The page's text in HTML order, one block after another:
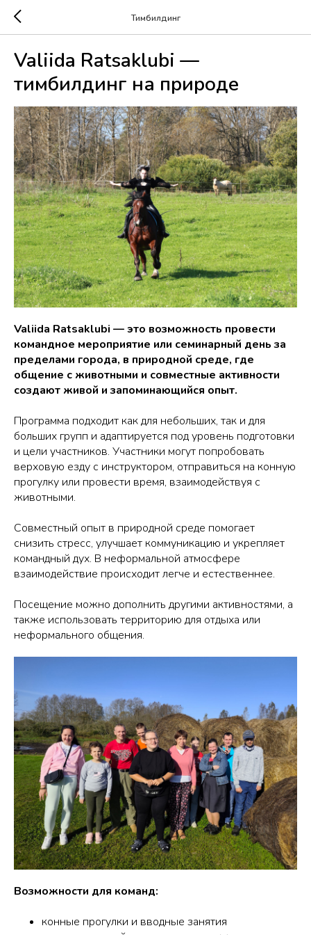
Тимбилдинг
Valiida Ratsaklubi —
тимбилдинг на природе
Valiida Ratsaklubi — это возможность провести
командное мероприятие или семинарный день за
пределами города, в природной среде, где
общение с животными и совместные активности
создают живой и запоминающийся опыт.
Программа подходит как для небольших, так и для
больших групп и адаптируется под уровень подготовки
и цели участников. Участники могут попробовать
верховую езду с инструктором, отправиться на конную
прогулку или провести время, взаимодействуя с
животными.
Совместный опыт в природной среде помогает
снизить стресс, улучшает коммуникацию и укрепляет
командный дух. В неформальной атмосфере
взаимодействие происходит легче и естественнее.
Посещение можно дополнить другими активностями, а
также использовать территорию для отдыха или
неформального общения.
Возможности для команд:
конные прогулки и вводные занятия